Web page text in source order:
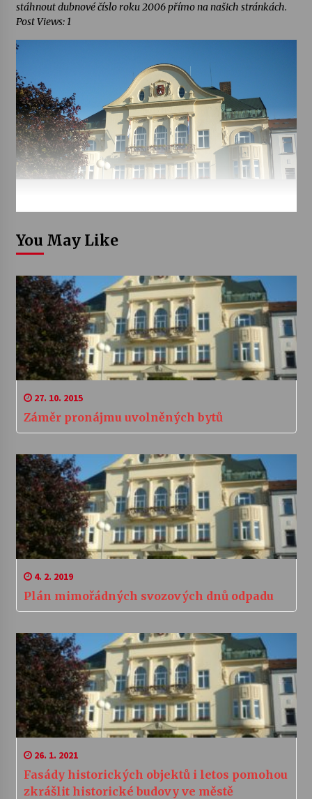
stáhnout dubnové číslo roku 2006 přímo na našich stránkách.
Post Views: 1
You May Like
27. 10. 2015
Záměr pronájmu uvolněných bytů
4. 2. 2019
Plán mimořádných svozových dnů odpadu
26. 1. 2021
Fasády historických objektů i letos pomohou
zkrášlit historické budovy ve městě